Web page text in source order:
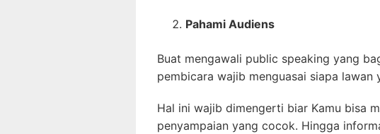
Pahami Audiens
Buat mengawali public speaking yang
pembicara wajib menguasai siapa lawan
Hal ini wajib dimengerti biar Kamu bisa
penyampaian yang cocok. Hingga